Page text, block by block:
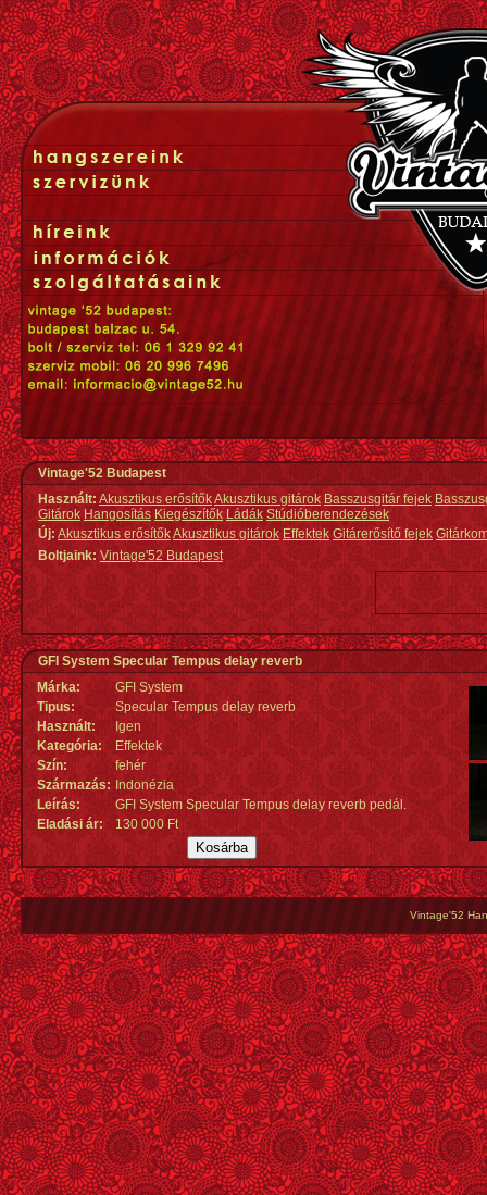
Vintage'52 Budapest
Használt: Akusztikus erősítőkAkusztikus gitárok Basszusgitár fejek
Gitárok Hangosítás Kiegészítők Ládák Stúdióberendezések
Új:Akusztikus erősítőkAkusztikus gitárok Effektek Gitárerősítő fejek
Boltjaink: Vintage'52 Budapest
GFI System Specular Tempus delay reverb
Márka:
GFI System
Tipus:
Specular Tempus delay reverb
Használt:
Igen
Kategória:
Effektek
Szín:
fehér
Származás: Indonézia
Leírás:
GFI System Specular Tempus delay reverb pedál.
Eladási ár:
130 000 Ft
Vintage'52